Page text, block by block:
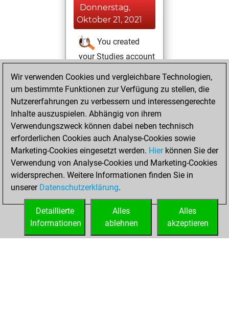
Donnerstag,
Oktober 21, 2021
You created
your Studies account
Dienstag,
Februar 9, 2021
You created
your Fritz account
Fritz
Sonntag,
November 1, 2020
You had a best
positions
Tactics
Wir verwenden Cookies und vergleichbare Technologien,
um bestimmte Funktionen zur Verfügung zu stellen, die
Nutzererfahrungen zu verbessern und interessengerechte
Inhalte auszuspielen. Abhängig von ihrem
Verwendungszweck können dabei neben technisch
erforderlichen Cookies auch Analyse-Cookies sowie
Marketing-Cookies eingesetzt werden. Hierkönnen Sie der
Verwendung von Analyse-Cookies und Marketing-Cookies
widersprechen. Weitere Informationen finden Sie in
unserer Datenschutzerklärung.
Alles
akzeptieren
Alles
ablehnen
Detaillierte
Informationen